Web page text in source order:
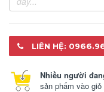
LIÊN HỆ:
Nhiều người
sản phẩm vào